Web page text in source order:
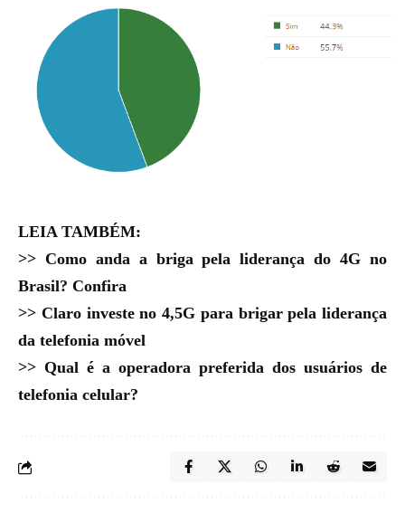
LEIA TAMBÉM:
>> Como anda a briga pela liderança do 4G no
Brasil? Confira
>> Claro investe no 4,5G para brigar pela liderança
da telefonia móvel
>> Qual é a operadora preferida dos usuários de
telefonia celular?